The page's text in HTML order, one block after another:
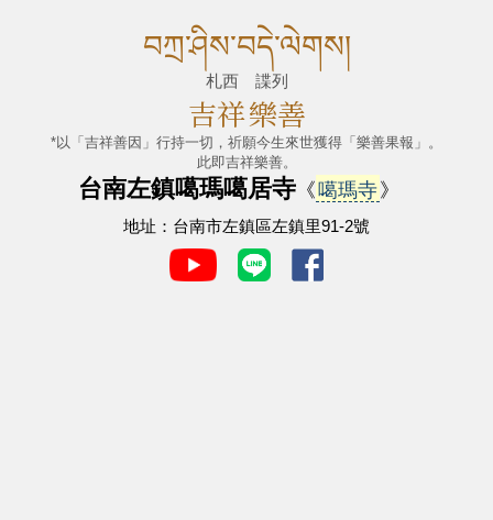
བཀྲ་ཤིས་བདེ་ལེགས།
札西 諜列
吉祥樂善
*以「吉祥善因」行持一切，祈願今生來世獲得「樂善果報」。
此即吉祥樂善。
台南左鎮噶瑪噶居寺《噶瑪寺 》
地址：台南市左鎮區左鎮里91-2號